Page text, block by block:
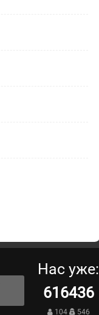
Нас уже:
616436
104 546